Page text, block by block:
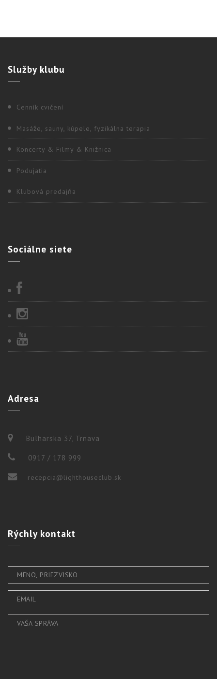
Službyklubu
Cenník cvičení
Masáže, sauny, kúpele, fyzikálna terapia
Koncerty & Filmy & Knižnica
Podujatia
Klubová predajňa
Sociálne siete
Adresa
Bulharska 37, Trnava
0917 / 178 999
recepcia@lighthouseclub.sk
Rýchlykontakt